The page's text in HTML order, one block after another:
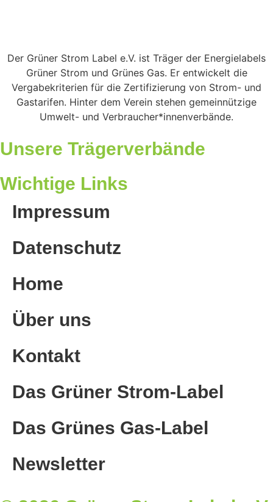
Der Grüner Strom Label e.V. ist Träger der Energielabels
Grüner Strom und Grünes Gas. Er entwickelt die
Vergabekriterien für die Zertifizierung von Strom- und
Gastarifen. Hinter dem Verein stehen gemeinnützige
Umwelt- und Verbraucher*innenverbände.
Unsere Trägerverbände
Wichtige Links
Impressum
Datenschutz
Home
Über uns
Kontakt
Das Grüner Strom-Label
Das Grünes Gas-Label
Newsletter